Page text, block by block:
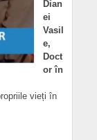
Dian
ei
Vasil
e,
Doct
or în
vieți în